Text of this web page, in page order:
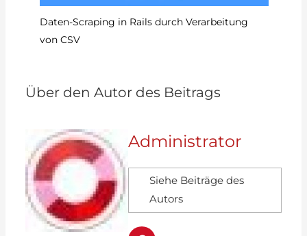
Daten-Scraping in Rails durch Verarbeitung
von CSV
Über den Autor des Beitrags
Administrator
Siehe Beiträge des
Autors